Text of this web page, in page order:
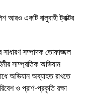
আরও একটি বালুবাহী ট্রাক্টর
সাধারণ সম্পাদক তোফাজ্জল
সাম্প্রতিক অভিযান
অভিযান অব্যাহত রাখতে
ও প্রাণ-প্রকৃতি রক্ষা